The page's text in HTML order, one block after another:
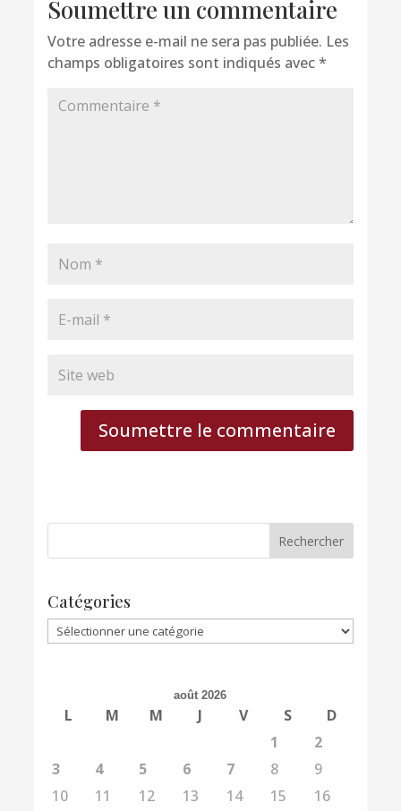
Soumettre un commentaire
Votre adresse e-mail ne sera pas publiée. Les
champs obligatoires sont indiqués avec*
Soumettre le commentaire
Catégories
Catégories
août 2026
L M M J V S
D
1
2
3
4 5 6 7 8
9
10
11 12 13 14 15
16